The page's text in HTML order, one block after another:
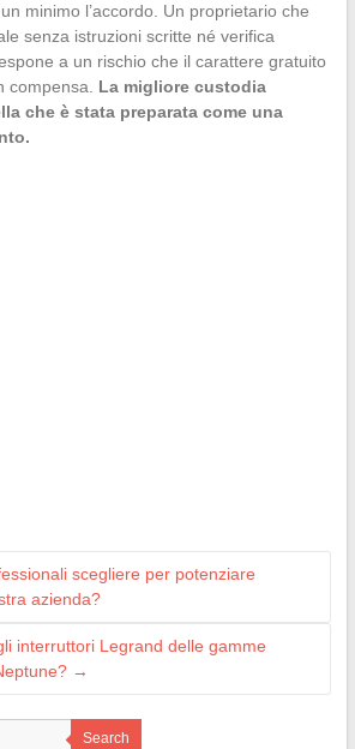
minimo l’accordo. Un proprietario che
senza istruzioni scritte né verifica
a un rischio che il carattere gratuito
compensa. La migliore custodia
che è stata preparata come una
scegliere per potenziare
azienda?
interruttori Legrand delle gamme
→
Search